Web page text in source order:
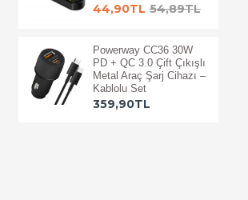
44,90TL 54,89TL
Powerway CC36 30W
PD + QC 3.0 Çift Çıkışlı
Metal Araç Şarj Cihazı –
Kablolu Set
359,90TL